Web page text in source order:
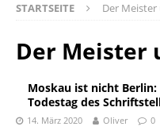
STARTSEITE Der
Der Meister
Moskau ist nicht
Todestag des
14. März 2020 Oliver 0